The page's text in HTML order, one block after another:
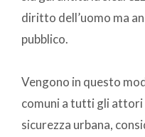
diritto dell’uomo ma
pubblico.
Vengono in questo
comuni a tutti gli attori
sicurezza urbana,